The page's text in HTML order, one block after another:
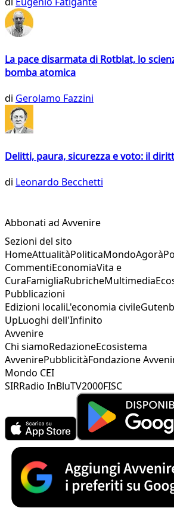
La pace disarmata di Rotblat, lo
bomba atomica
di Gerolamo Fazzini
Delitti, paura, sicurezza e voto: il
di Leonardo Becchetti
Abbonati ad Avvenire
Sezioni del sito
HomeAttualitàPoliticaMondoAgorà
CommentiEconomiaVita e
CuraFamigliaRubricheMultimedia
Pubblicazioni
Edizioni localiL'economia civile
UpLuoghi dell'Infinito
Avvenire
Chi siamoRedazioneEcosistema
AvvenirePubblicitàFondazione
Mondo CEI
SIRRadio InBluTV2000FISC